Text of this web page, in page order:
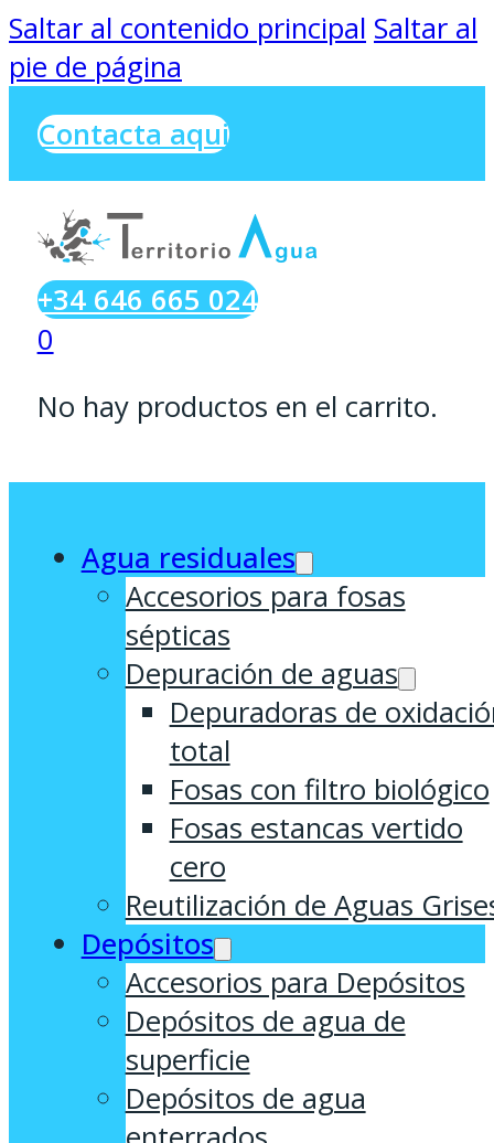
Saltar al contenido principal Saltar al
pie de página
Contacta aqui
+34 646 665 024
0
No hay productos en el carrito.
Agua residuales
Accesorios para fosas
sépticas
Depuración de aguas
Depuradoras de
total
Fosas con filtro biológico
Fosas estancas vertido
cero
Reutilización de Aguas
Depósitos
Accesorios para Depósitos
Depósitos de agua de
superficie
Depósitos de agua